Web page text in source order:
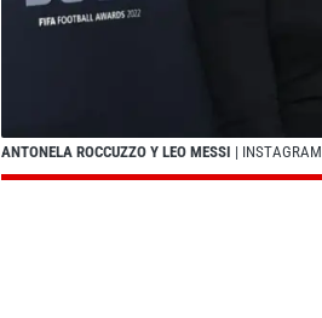
ANTONELA ROCCUZZO Y LEO MESSI | INSTAGRAM